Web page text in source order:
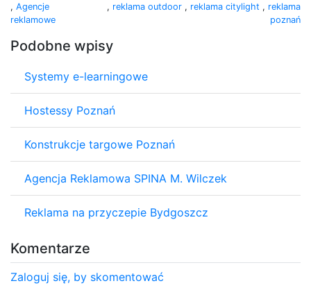
, Agencje
reklamowe
, reklama outdoor , reklama citylight , reklama
poznań
Podobne wpisy
Systemy e-learningowe
Hostessy Poznań
Konstrukcje targowe Poznań
Agencja Reklamowa SPINA M. Wilczek
Reklama na przyczepie Bydgoszcz
Komentarze
Zaloguj się, by skomentować